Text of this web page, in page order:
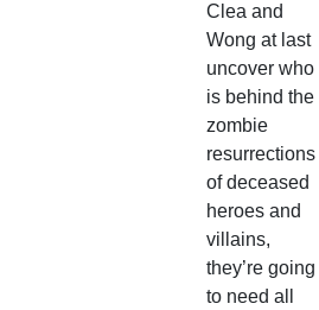
Clea and
Wong at last
uncover who
is behind the
zombie
resurrections
of deceased
heroes and
villains,
they’re going
to need all